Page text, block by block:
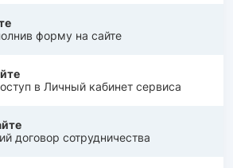
форму на сайте
в Личный кабинет сервиса
договор сотрудничества